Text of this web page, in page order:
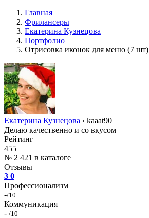
Главная
Фрилансеры
Екатерина Кузнецова
Портфолио
Отрисовка иконок для меню (7 шт)
Екатерина Кузнецова › kaaat90
Делаю качественно и со вкусом
Рейтинг
455
№ 2 421 в каталоге
Отзывы
3 0
Профессионализм
-/10
Коммуникация
- /10